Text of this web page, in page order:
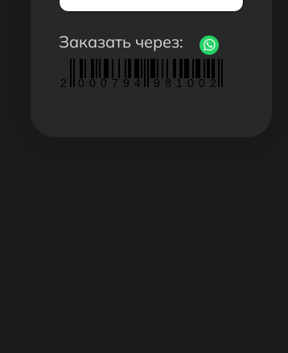
Заказать через:
2 0 0 0 7 9 4 9 8 1 0 0 2